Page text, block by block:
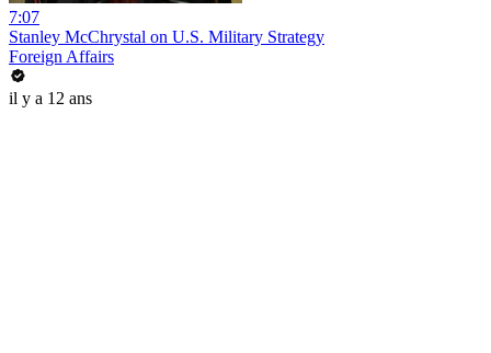
7:07
Stanley McChrystal on U.S. Military Strategy
Foreign Affairs
il y a 12 ans